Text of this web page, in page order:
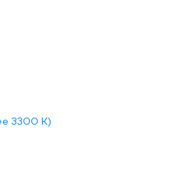
3300 К)